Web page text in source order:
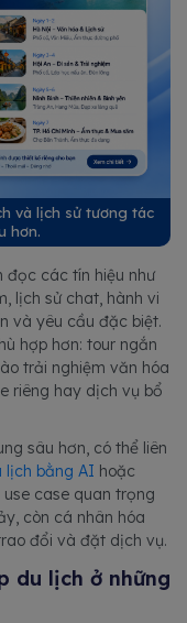
và lịch sử tương tác
hơn.
đọc các tín hiệu như
lịch sử chat, hành vi
và yêu cầu đặc biệt.
hợp hơn: tour ngắn
trải nghiệm văn hóa
riêng hay dịch vụ bổ
sâu hơn, có thể liên
lịch bằng AI hoặc
case quan trọng
còn cá nhân hóa
đổi và đặt dịch vụ.
du lịch ở những